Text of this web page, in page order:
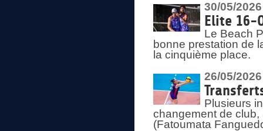
30/05/2026
Elite 16-
Le Beach
bonne prestation de
la cinquième place.
26/05/2026
Plusieurs
changement de
(Fatoumata